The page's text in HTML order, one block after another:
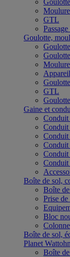
GTL
Goulotte,
GTL
Gaine et
Boîte de sol,
Boîte
Prise de
Bloc
Boîte de sol,
Planet
Boîte